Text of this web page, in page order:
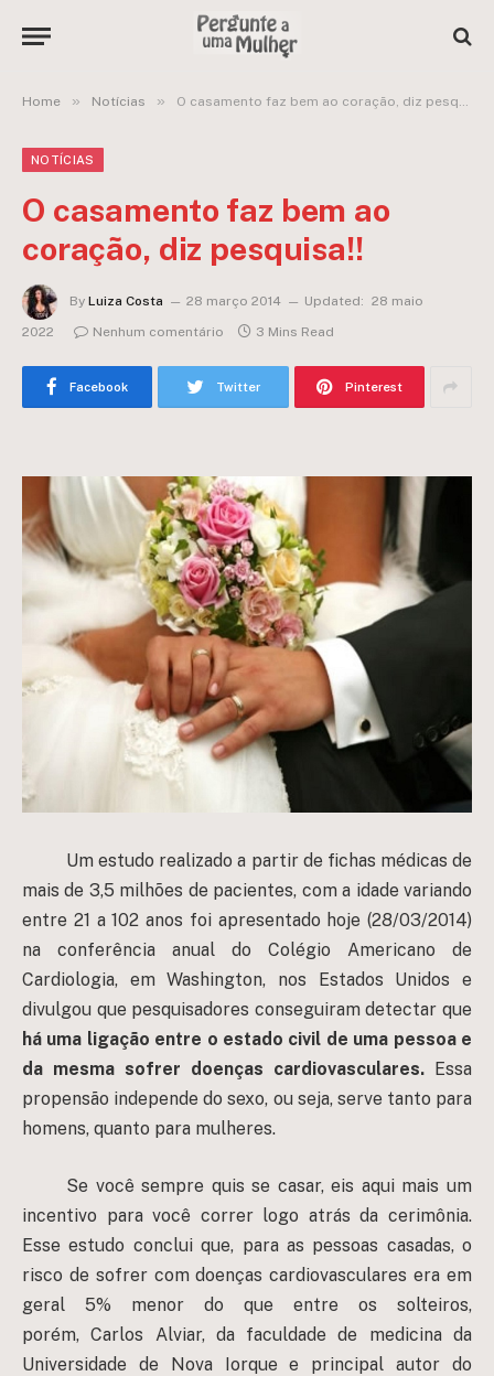
Home » Notícias » O casamento faz bem ao coração, diz pesquisa!!
NOTÍCIAS
O casamento faz bem ao
coração, diz pesquisa!!
By Luiza Costa 28 março 2014 Updated: 28 maio
2022
Nenhum comentário 3 Mins Read
Facebook Twitter Pinterest
Um estudo realizado a partir de fichas médicas de
mais de 3,5 milhões de pacientes, com a idade variando
entre 21 a 102 anos foi apresentado hoje (28/03/2014)
na conferência anual do Colégio Americano de
Cardiologia, em Washington, nos Estados Unidos e
divulgou que pesquisadores conseguiram detectar que
há uma ligação entre o estado civil de uma pessoa e
da mesma sofrer doenças cardiovasculares. Essa
propensão independe do sexo, ou seja, serve tanto para
homens, quanto para mulheres.
Se você sempre quis se casar, eis aqui mais um
incentivo para você correr logo atrás da cerimônia.
Esse estudo conclui que, para as pessoas casadas, o
risco de sofrer com doenças cardiovasculares era em
geral 5% menor do que entre os solteiros,
porém, Carlos Alviar, da faculdade de medicina da
Universidade de Nova Iorque e principal autor do